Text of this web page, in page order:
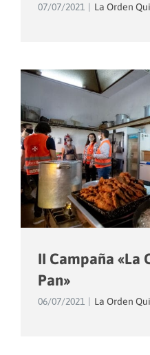
07/07/2021 La Orden
II Campaña «La
Pan»
06/07/2021 La Orden